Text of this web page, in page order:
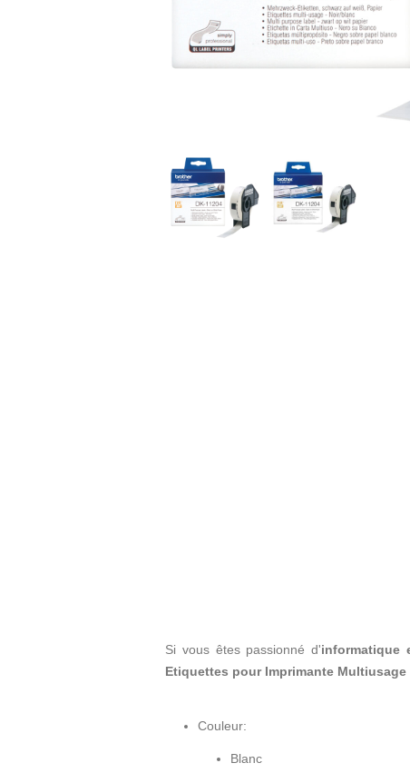
Si vous êtes passionné d'informatique
Etiquettes pour Imprimante Multiusage
Couleur:
Blanc